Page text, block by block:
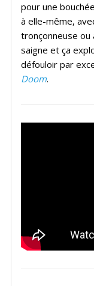
pour une
à elle-même,
tronçonneuse ou
saigne et ça
défouloir par
Doom.